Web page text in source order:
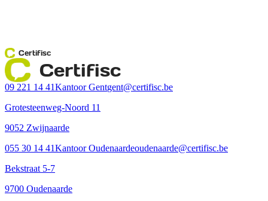
Certifisc
Certifisc
09 221 14 41Kantoor Gentgent@certifisc.be
Grotesteenweg-Noord 11
9052 Zwijnaarde
055 30 14 41Kantoor Oudenaardeoudenaarde@certifisc.be
Bekstraat 5-7
9700 Oudenaarde